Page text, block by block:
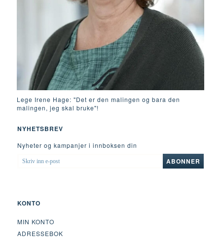
Lege Irene Hage: "Det er den malingen og bara den
malingen, jeg skal bruke"!
NYHETSBREV
Nyheter og kampanjer i innboksen din
SKRIV
INN
ABONNER
KONTO
MIN KONTO
ADRESSEBOK